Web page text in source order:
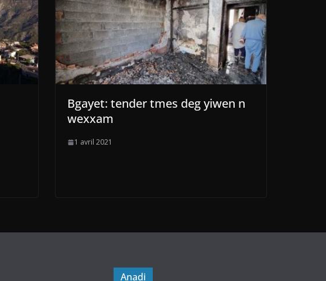
Bgayet: tender tmes deg yiwen n
wexxam
1 avril 2021
Anadi